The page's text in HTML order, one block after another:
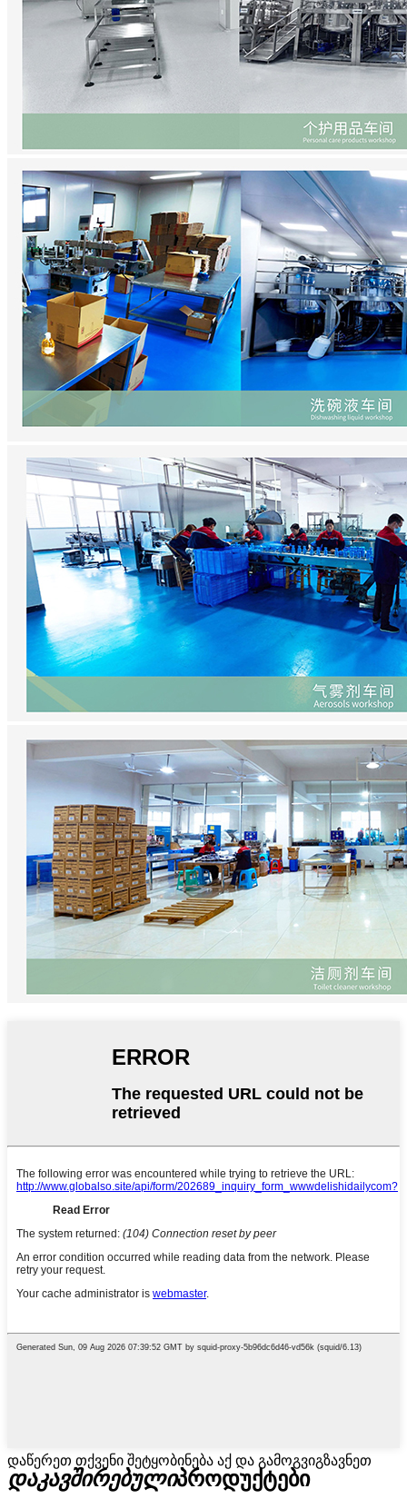
დაწერეთ თქვენი შეტყობინება აქ და გამოგვიგზავნეთ
დაკავშირებულიპროდუქტები